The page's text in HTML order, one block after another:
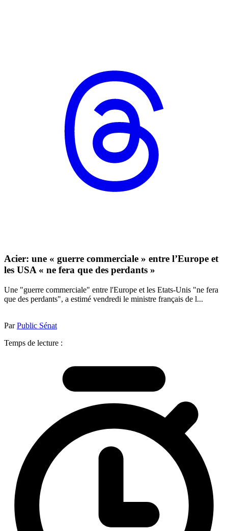
Acier: une « guerre commerciale » entre l’Europe et
les USA « ne fera que des perdants »
Une "guerre commerciale" entre l'Europe et les Etats-Unis "ne fera
que des perdants", a estimé vendredi le ministre français de l...
ParPublic Sénat
Temps de lecture :